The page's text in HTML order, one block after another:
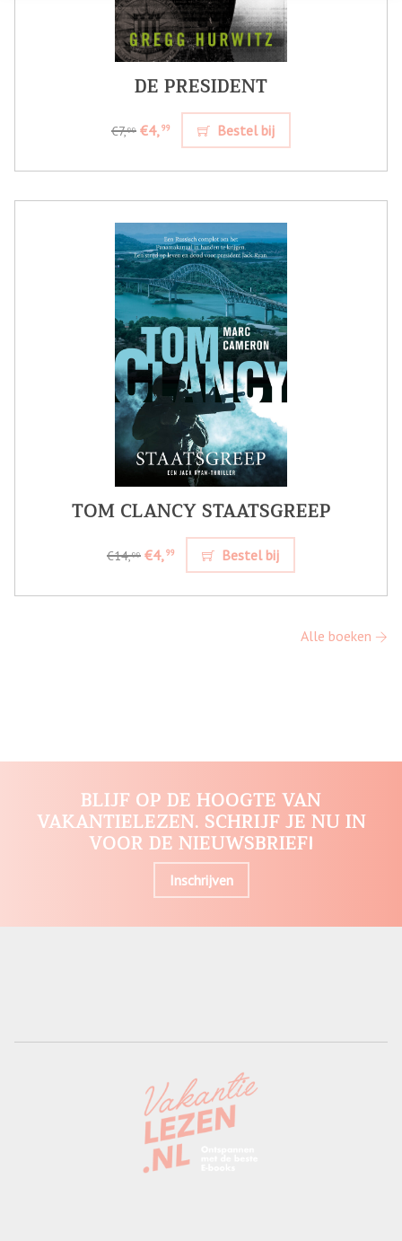
DE PRESIDENT
€7,99 €4,99 Bestel bij
TOM CLANCY STAATSGREEP
€14,99 €4,99 Bestel bij
Alle boeken
BLIJF OP DE HOOGTE VAN
VAKANTIELEZEN. SCHRIJF JE NU IN
VOOR DE NIEUWSBRIEF!
Inschrijven